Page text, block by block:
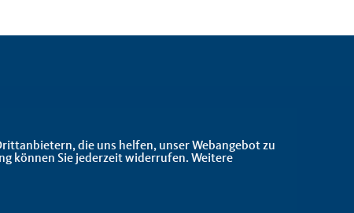
die uns helfen, unser Webangebot zu
können Sie jederzeit widerrufen. Weitere